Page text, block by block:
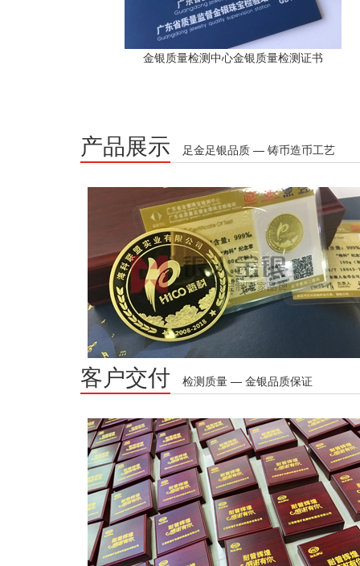
金银质量检测中心金银质量检测证书
产品展示 足金足银品质 — 铸币造币工艺
客户交付 检测质量 — 金银品质保证